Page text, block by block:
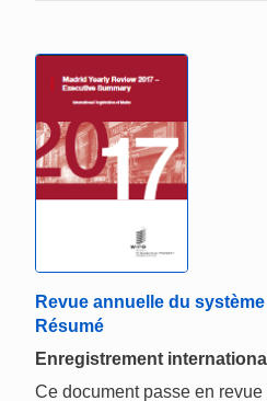
Revue annuelle du
Résumé
Enregistrement
Ce document passe en